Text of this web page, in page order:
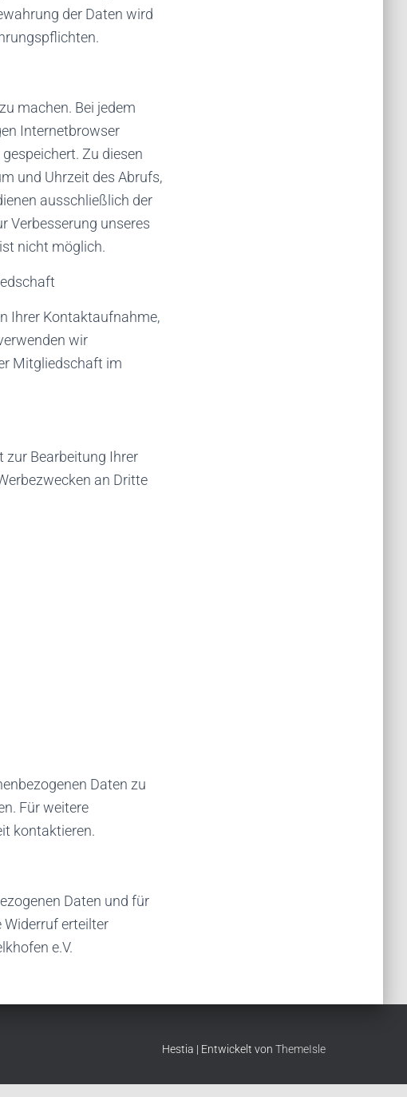
der Daten wird
machen. Bei jedem
Internetbrowser
Zu diesen
und Uhrzeit des Abrufs,
ausschließlich der
Verbesserung unseres
nicht möglich.
Ihrer Kontaktaufnahme,
wir
Mitgliedschaft im
zur Bearbeitung Ihrer
an Dritte
Daten zu
Für weitere
kontaktieren.
Daten und für
Widerruf erteilter
e.V.
Hestia | Entwickelt von ThemeIsle